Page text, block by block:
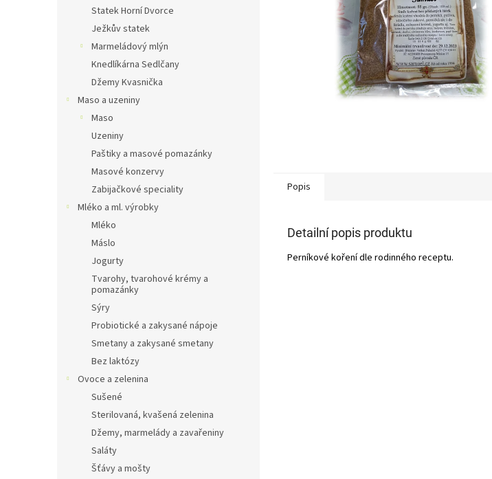
Statek Horní Dvorce
Ježkův statek
Marmeládový mlýn
Knedlíkárna Sedlčany
Džemy Kvasnička
Maso a uzeniny
Maso
Uzeniny
Paštiky a masové pomazánky
Masové konzervy
Zabijačkové speciality
Mléko a ml. výrobky
Mléko
Máslo
Jogurty
Tvarohy, tvarohové krémy a
pomazánky
Sýry
Probiotické a zakysané nápoje
Smetany a zakysané smetany
Bez laktózy
Ovoce a zelenina
Sušené
Sterilovaná, kvašená zelenina
Džemy, marmelády a zavařeniny
Saláty
Šťávy a mošty
Popis
Detailní popis produktu
Perníkové koření dle rodinného receptu.